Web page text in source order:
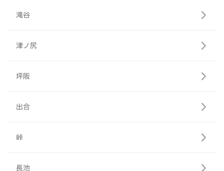
滝谷
津ノ尻
坪阪
出合
峠
長池